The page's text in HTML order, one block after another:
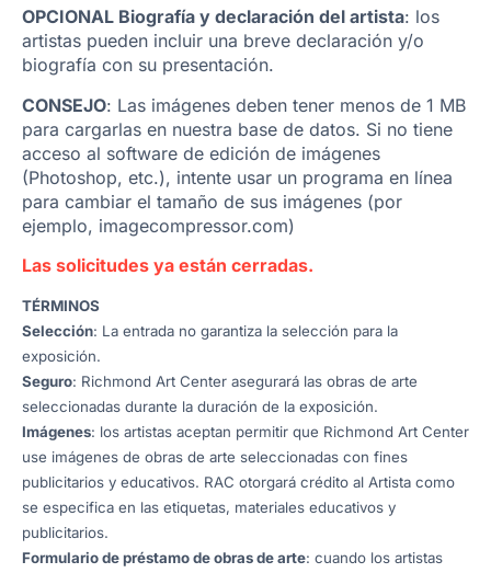
OPCIONAL Biografía y declaración del artista: los
artistas pueden incluir una breve declaración y/o
biografía con su presentación.
CONSEJO: Las imágenes deben tener menos de 1 MB
para cargarlas en nuestra base de datos. Si no tiene
acceso al software de edición de imágenes
(Photoshop, etc.), intente usar un programa en línea
para cambiar el tamaño de sus imágenes (por
ejemplo, imagecompressor.com)
Las solicitudes ya están cerradas.
TÉRMINOS
Selección: La entrada no garantiza la selección para la
exposición.
Seguro: Richmond Art Center asegurará las obras de arte
seleccionadas durante la duración de la exposición.
Imágenes: los artistas aceptan permitir que Richmond Art Center
use imágenes de obras de arte seleccionadas con fines
publicitarios y educativos. RAC otorgará crédito al Artista como
se especifica en las etiquetas, materiales educativos y
publicitarios.
Formulario de préstamo de obras de arte: cuando los artistas